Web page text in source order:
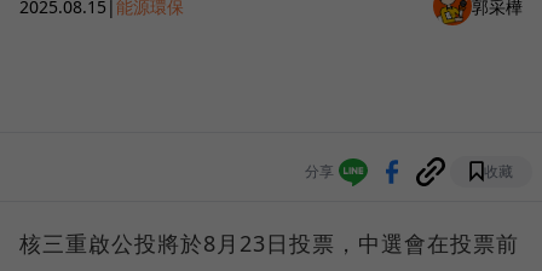
2025.08.15 |能源環保 郭采樺
分享 收藏
核三重啟公投將於8月23日投票，中選會在投票前